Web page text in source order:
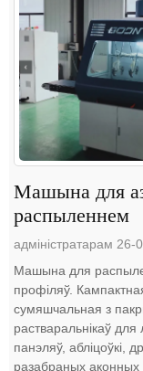
Машына для
распыленнем
адміністратарам 26-
Машына для
профіляў.
сумяшчальная з
растваральнікаў
панэляў, абліцоўкі,
разабраных аконных